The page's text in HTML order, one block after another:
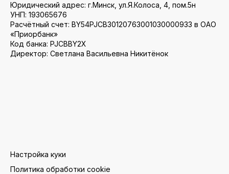
Юридический адрес: г.Минск, ул.Я.Колоса, 4, пом.5н
УНП: 193065676
Расчётный счет: BY54PJCB30120763001030000933 в ОАО
«Приорбанк»
Код банка: PJCBBY2X
Директор: Светлана Васильевна Никитёнок
Настройка куки
Политика обработки cookie